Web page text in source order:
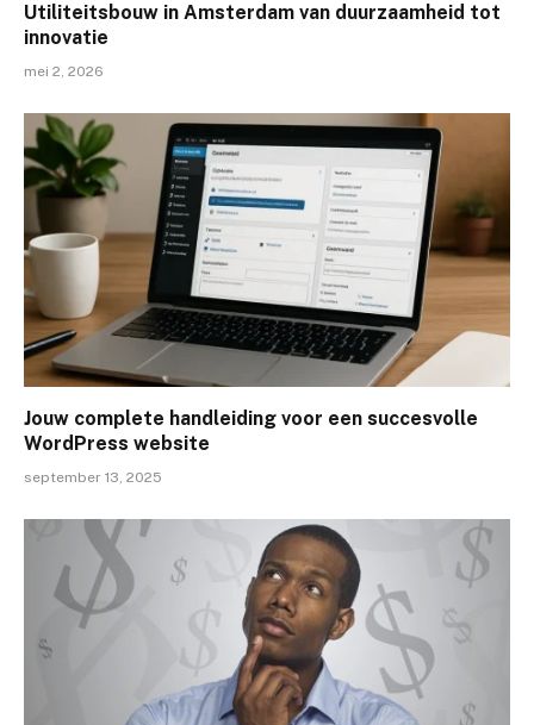
Utiliteitsbouw in Amsterdam van duurzaamheid tot
innovatie
mei 2, 2026
Jouw complete handleiding voor een succesvolle
WordPress website
september 13, 2025